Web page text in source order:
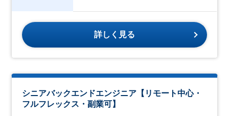
詳しく見る
シニアバックエンドエンジニア【リモート中心・
フルフレックス・副業可】